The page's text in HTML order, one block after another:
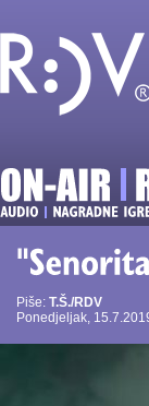
Piše: T.Š./RDV
Ponedjeljak,